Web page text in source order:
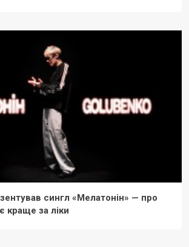
сингл «Мелатонін» — про
краще за ліки